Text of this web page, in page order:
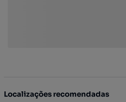
Localizações recomendadas